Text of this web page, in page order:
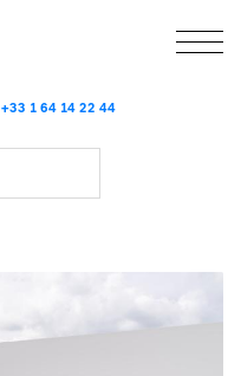
+33 1 64 14 22 44